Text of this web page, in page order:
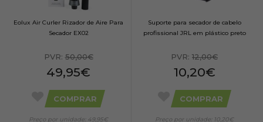
Eolux Air Curler Rizador de Aire Para
Secador EX02
PVR:50,00€
49,95€
COMPRAR
Preço por unidade: 49,95€
Suporte para secador de cabelo
profissional JRL em plástico preto
PVR: 12,00€
10,20€
COMPRAR
Preço por unidade: 10,20€